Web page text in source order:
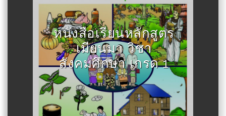
หนังสือเรียนหลักสูตร
เมียนมา วิชา
สังคมศึกษา เกรด 1
Author :กระทรวงศึกษาธิการเมีย
นมา